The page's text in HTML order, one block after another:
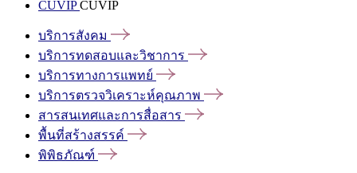
CUVIPCUVIP
บริการสังคม
บริการทดสอบและวิชาการ
บริการทางการแพทย์
บริการตรวจวิเคราะห์คุณภาพ
สารสนเทศและการสื่อสาร
พื้นที่สร้างสรรค์
พิพิธภัณฑ์